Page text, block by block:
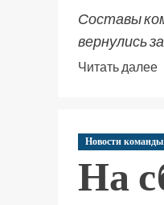
Составы
вернулись
Читать далее
Новости команды
На